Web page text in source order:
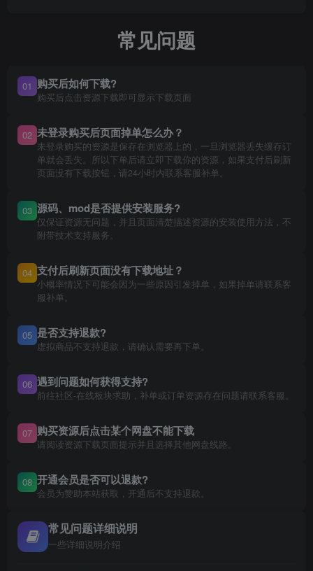
常见问题
01 购买后如何下载?
购买后点击资源下载即可显示下载页面
02 未登录购买后页面掉单怎么办？
未登录购买的资源是保存在浏览器上的，一旦浏览器丢失缓存订
单就会丢失。所以下单后请立即下载你的资源，如果支付后刷新
页面没有下载按钮，请24小时内联系客服补单。
03 源码、mod是否提供安装服务?
仅保证资源无问题，并且页面清楚描述资源的安装使用方法，不
附带技术支持服务。
04 支付后刷新页面没有下载地址？
小概率情况下可能会因为一些原因引发掉单，如果掉单请联系客
服补单。
05 是否支持退款?
虚拟商品不支持退款，请确认需要再下单。
06 遇到问题如何获得支持?
前往社区-在线板块求助，补单或订单资源存在问题请联系客服。
07 购买资源后点击某个网盘不能下载
请阅读资源下载页面提示并且选择其他网盘线路。
08 开通会员是否可以退款?
会员为赞助本站获取，开通后不支持退款。
常见问题详细说明
一些详细说明介绍